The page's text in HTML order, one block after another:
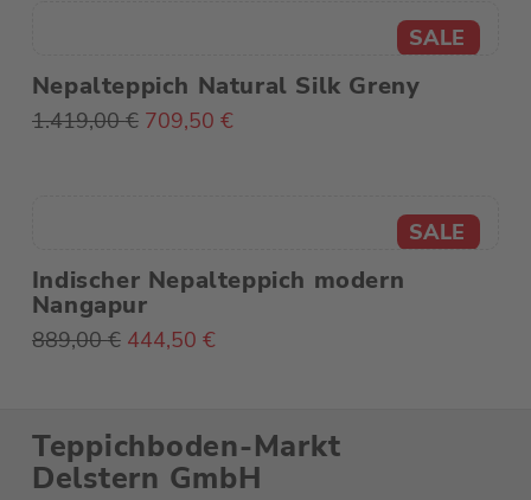
Nepalteppich Natural Silk Greny
1.419,00€ Ursprünglicher
709,50 €Aktueller
Indischer Nepalteppich modern
Nangapur
889,00€ Ursprünglicher
444,50 €Aktueller
Teppichboden-Markt
Delstern GmbH